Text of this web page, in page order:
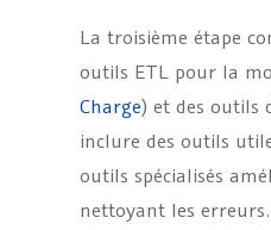
La troisième étape
outils ETL pour la
Charge) et des outils
inclure des outils
outils spécialisés
nettoyant les